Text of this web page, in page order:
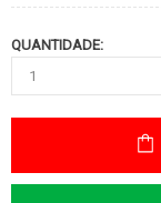
QUANTIDADE: